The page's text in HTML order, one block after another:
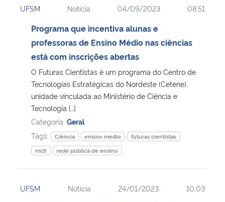
Ministério da Cidadania
Ministério da Saúde
Ministério de Minas e Energia
Ministério da Ciência, Tecnologia, Inovações e Comunicações
Ministério do Meio Ambiente
Ministério do Turismo
Ministério do Desenvolvimento Regional
UFSM Notícia 04/09/2023 08:51
Programa que incentiva alunas e
professoras de Ensino Médio nas ciências
está com inscrições abertas
O Futuras Cientistas é um programa do Centro de
Tecnologias Estratégicas do Nordeste (Cetene),
unidade vinculada ao Ministério de Ciência e
Tecnologia […]
Categoria: Geral
Tags:
Ciência ensino médio
futuras cientistas
mcti
rede pública de ensino
UFSM Notícia 24/01/2023 10:03